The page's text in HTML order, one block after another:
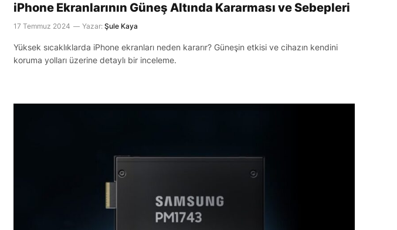
iPhone Ekranlarının Güneş Altında Kararması ve Sebepleri
17 Temmuz 2024 Yazar: Şule Kaya
Yüksek sıcaklıklarda iPhone ekranları neden kararır? Güneşin etkisi ve cihazın kendini
koruma yolları üzerine detaylı bir inceleme.